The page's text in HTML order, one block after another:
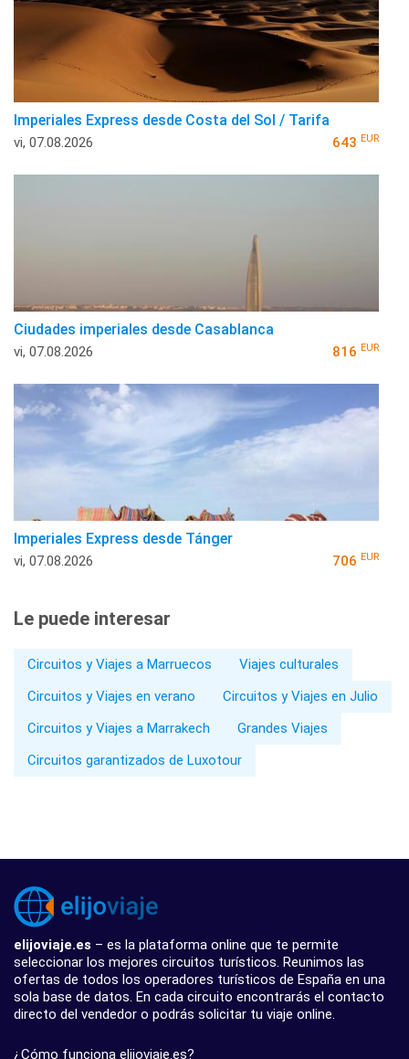
Imperiales Express desde Costa del Sol / Tarifa
vi, 07.08.2026 643 EUR
Ciudades imperiales desde Casablanca
vi, 07.08.2026 816 EUR
Imperiales Express desde Tánger
vi, 07.08.2026 706 EUR
Le puede interesar
Circuitos y Viajes a Marruecos
Viajes culturales
Circuitos y Viajes en verano
Circuitos y Viajes en Julio
Circuitos y Viajes a Marrakech
Grandes Viajes
Circuitos garantizados de Luxotour
elijoviaje.es – es la plataforma online que te permite
seleccionar los mejores circuitos turísticos. Reunimos las
ofertas de todos los operadores turísticos de España en una
sola base de datos. En cada circuito encontrarás el contacto
directo del vendedor o podrás solicitar tu viaje online.
¿Cómo funciona elijoviaje.es?